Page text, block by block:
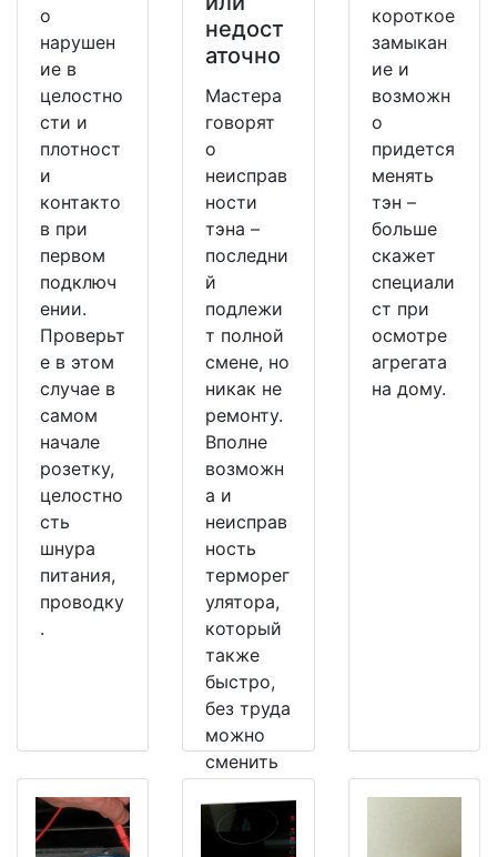
о
нарушен
ие в
целостно
сти и
плотност
и
контакто
в при
первом
подключ
ении.
Проверьт
е в этом
случае в
самом
начале
розетку,
целостно
сть
шнура
питания,
проводку
.
недост
аточно
Мастера
говорят
о
неисправ
ности
тэна –
последни
й
подлежи
т полной
смене, но
никак не
ремонту.
Вполне
возможн
а и
неисправ
ность
терморег
улятора,
который
также
быстро,
без труда
можно
сменить
рабочий.
короткое
замыкан
ие и
возможн
о
придется
менять
тэн –
больше
скажет
специали
ст при
осмотре
агрегата
на дому.